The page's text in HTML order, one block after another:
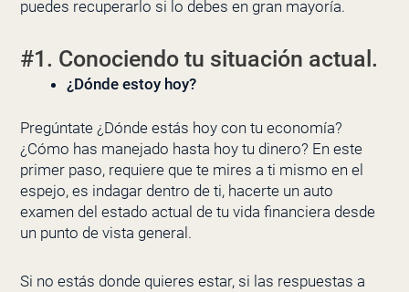
puedes recuperarlo si lo debes en gran mayoría.
#1. Conociendo tu situación actual.
¿Dónde estoy hoy?
Pregúntate ¿Dónde estás hoy con tu economía?
¿Cómo has manejado hasta hoy tu dinero? En este
primer paso, requiere que te mires a ti mismo en el
espejo, es indagar dentro de ti, hacerte un auto
examen del estado actual de tu vida financiera desde
un punto de vista general.
Si no estás donde quieres estar, si las respuestas a